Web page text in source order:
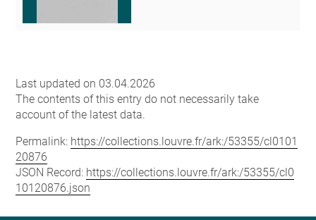
Last updated on 03.04.2026
The contents of this entry do not necessarily take
account of the latest data.
Permalink: https://collections.louvre.fr/ark:/53355/cl0101
20876
JSON Record: https://collections.louvre.fr/ark:/53355/cl0
10120876.json